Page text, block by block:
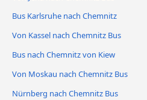
Bus Karlsruhe nach Chemnitz
Von Kassel nach Chemnitz Bus
Bus nach Chemnitz von Kiew
Von Moskau nach Chemnitz Bus
Nürnberg nach Chemnitz Bus